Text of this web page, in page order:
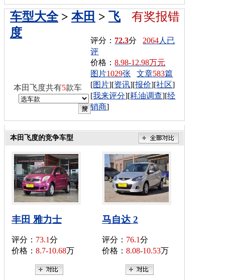
有奖报错
车型大全> 本田 > 飞
度
评分： 72.3分 2064人已
评
价格：8.98-12.98万元
图片1029张 文章583篇
[图片][资讯][报价][社区]
[我来评分][耗油调查][经
销商]
本田飞度共有5款车
本田飞度的竞争车型
丰田 雅力士
评分： 73.1分
价格： 8.7-10.68万
马自达 2
评分： 76.1分
价格： 8.08-10.53万